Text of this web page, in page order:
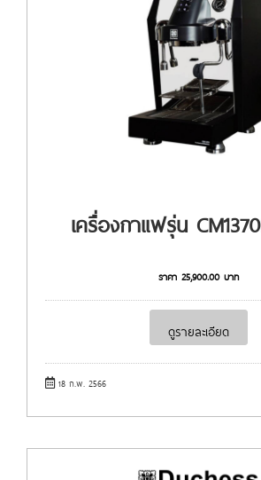
เครื่องกาแฟรุ่น
ราคา 25,900.00บาท
ดูรายละเอียด
18 ก.พ. 2566